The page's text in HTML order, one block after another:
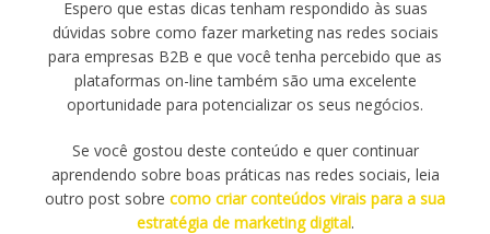
Espero que estas dicas tenham respondido às suas
dúvidas sobre como fazer marketing nas redes sociais
para empresas B2B e que você tenha percebido que as
plataformas on-line também são uma excelente
oportunidade para potencializar os seus negócios.
Se você gostou deste conteúdo e quer continuar
aprendendo sobre boas práticas nas redes sociais, leia
outro post sobre como criar conteúdos virais para a sua
estratégia de marketing digital.